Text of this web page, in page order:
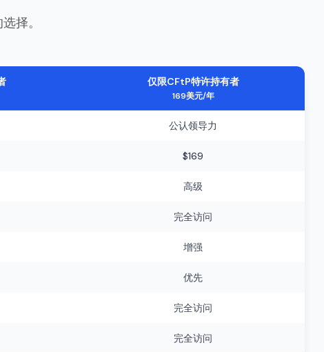
择。
仅限CFtP特许持有者
169美元/年
公认领导力
$169
高级
完全访问
增强
优先
完全访问
完全访问